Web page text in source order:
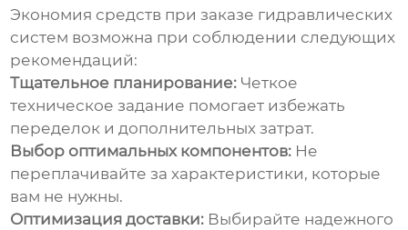
Экономия средств при заказе гидравлических
систем возможна при соблюдении следующих
рекомендаций:
Тщательное планирование: Четкое
техническое задание помогает избежать
переделок и дополнительных затрат.
Выбор оптимальных компонентов: Не
переплачивайте за характеристики, которые
вам не нужны.
Оптимизация доставки: Выбирайте надежного